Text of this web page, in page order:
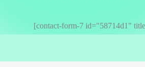
[contact-form-7 id="58714d1"